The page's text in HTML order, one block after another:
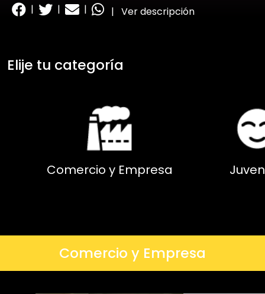
| | | | Ver descripción
Elije tu categoría
Comercio y Empresa
Comercio y Empresa